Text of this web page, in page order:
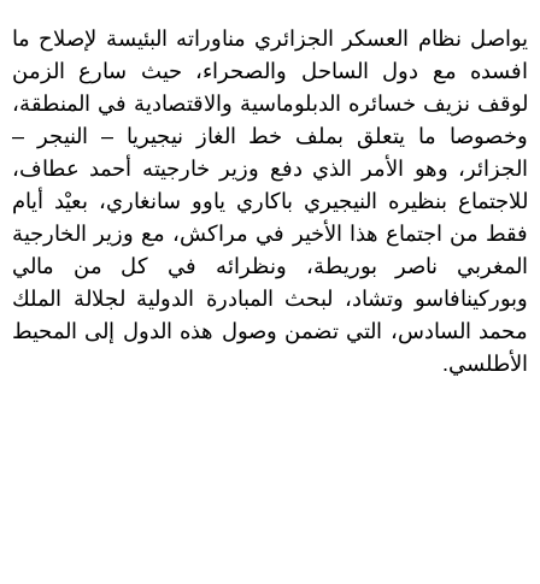
يواصل نظام العسكر الجزائري مناوراته البئيسة لإصلاح ما
افسده مع دول الساحل والصحراء، حيث سارع الزمن
لوقف نزيف خسائره الدبلوماسية والاقتصادية في المنطقة،
وخصوصا ما يتعلق بملف خط الغاز نيجيريا – النيجر –
الجزائر، وهو الأمر الذي دفع وزير خارجيته أحمد عطاف،
للاجتماع بنظيره النيجيري باكاري ياوو سانغاري، بعيْد أيام
فقط من اجتماع هذا الأخير في مراكش، مع وزير الخارجية
المغربي ناصر بوريطة، ونظرائه في كل من مالي
وبوركينافاسو وتشاد، لبحث المبادرة الدولية لجلالة الملك
محمد السادس، التي تضمن وصول هذه الدول إلى المحيط
الأطلسي.